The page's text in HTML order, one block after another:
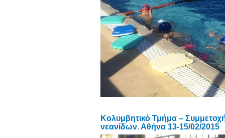
Κολυμβητικό Τμήμα –
νεανίδων. Αθήνα 13-15/02/2015